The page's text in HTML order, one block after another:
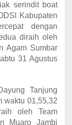
serindit boat
Kabupaten
dengan
diraih oleh
Agam Sumbar
31 Agustus
Tanjung
waktu 01,55,32
oleh Team
Muaro Jambi